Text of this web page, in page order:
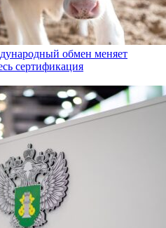
обмен меняет
сертификация